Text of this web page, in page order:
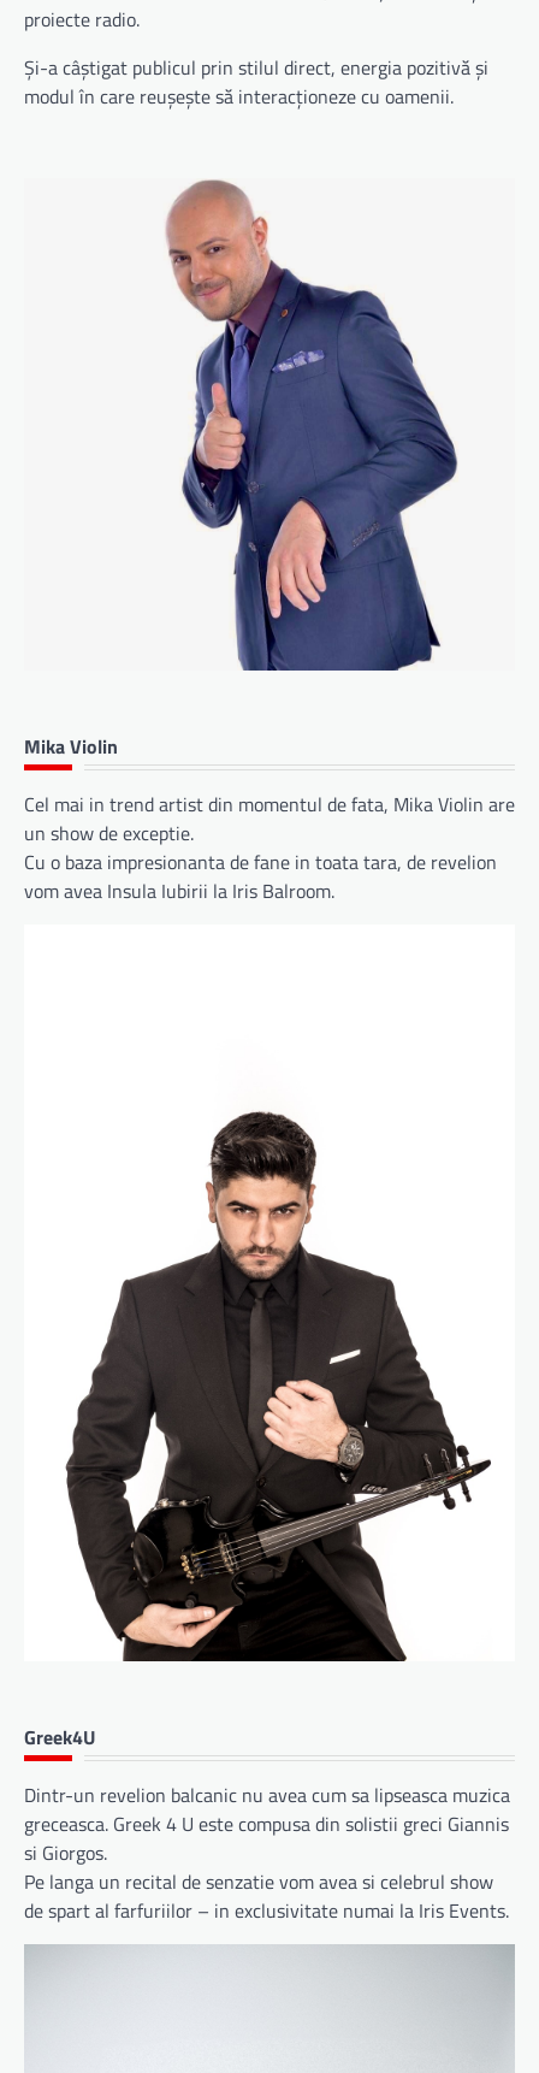
proiecte radio.
Și-a câștigat publicul prin stilul direct, energia pozitivă și
modul în care reușește să interacționeze cu oamenii.
Mika Violin
Cel mai in trend artist din momentul de fata, Mika Violin are
un show de exceptie.
Cu o baza impresionanta de fane in toata tara, de revelion
vom avea Insula Iubirii la Iris Balroom.
Greek4U
Dintr-un revelion balcanic nu avea cum sa lipseasca muzica
greceasca. Greek 4 U este compusa din solistii greci Giannis
si Giorgos.
Pe langa un recital de senzatie vom avea si celebrul show
de spart al farfuriilor – in exclusivitate numai la Iris Events.